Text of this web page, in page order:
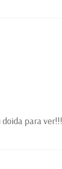
doida para ver!!!